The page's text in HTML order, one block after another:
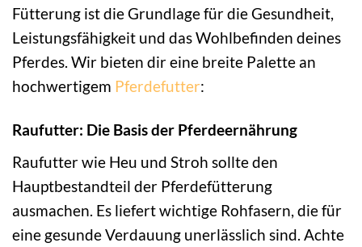
Fütterung ist die Grundlage für die Gesundheit,
Leistungsfähigkeit und das Wohlbefinden deines
Pferdes. Wir bieten dir eine breite Palette an
hochwertigem Pferdefutter:
Raufutter: Die Basis der Pferdeernährung
Raufutter wie Heu und Stroh sollte den
Hauptbestandteil der Pferdefütterung
ausmachen. Es liefert wichtige Rohfasern, die für
eine gesunde Verdauung unerlässlich sind. Achte